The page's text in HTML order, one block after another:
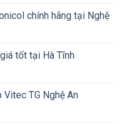
chính hãng tại Nghệ
tốt tại Hà Tĩnh
TG Nghệ An